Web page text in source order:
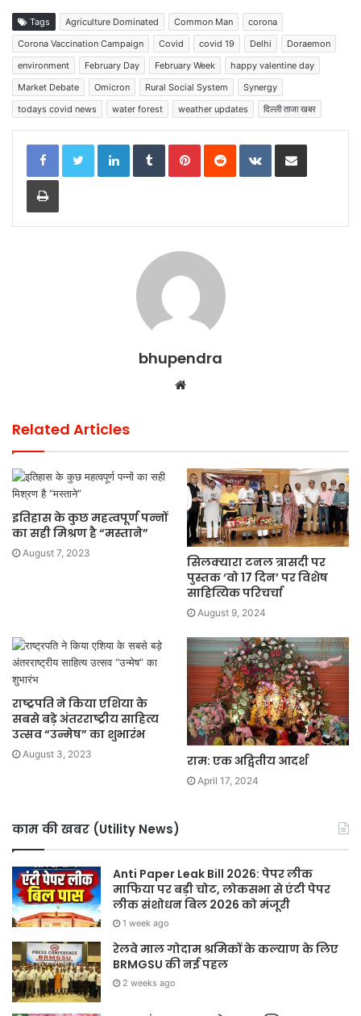
b
o
o
k
A
p
p
Tags Agriculture Dominated Common Man
corona
Corona Vaccination Campaign
Covid covid 19 Delhi
Doraemon
environment
February Day February Week
happy valentine day
Market Debate
Omicron Rural Social System
Synergy
todays covid news
water forest weather updates दिल्ली ताजा खबर
LinkedInTumblrPinterestReddit VKontakteShare via Email
Print
bhupendra
Website
Related Articles
इतिहास के कुछ महत्वपूर्ण पन्नों
का सही मिश्रण है “मस्ताने”
August 7, 2023
सिलक्यारा टनल त्रासदी पर
पुस्तक ‘वो 17 दिन’ पर विशेष
साहित्यिक परिचर्चा
August 9, 2024
राष्ट्रपति ने किया एशिया के
सबसे बड़े अंतरराष्ट्रीय साहित्य
उत्सव “उन्मेष” का शुभारंभ
August 3, 2023 राम: एक अद्वितीय आदर्श
April 17, 2024
काम की खबर (Utility News)
Anti Paper Leak Bill 2026: पेपर लीक
माफिया पर बड़ी चोट, लोकसभा से एंटी पेपर
लीक संशोधन बिल 2026 को मंजूरी
1 week ago
रेलवे माल गोदाम श्रमिकों के कल्याण के लिए
BRMGSU की नई पहल
2 weeks ago